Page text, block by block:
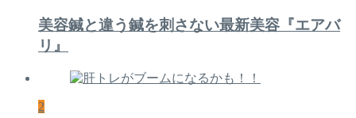
美容鍼と違う鍼を刺さない最新美容『エアバ
リ』
2